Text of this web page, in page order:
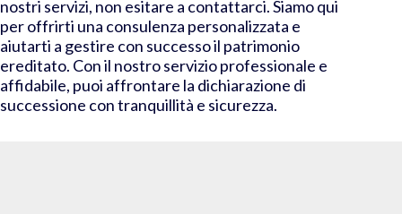
nostri servizi, non esitare a contattarci. Siamo qui
per offrirti una consulenza personalizzata e
aiutarti a gestire con successo il patrimonio
ereditato. Con il nostro servizio professionale e
affidabile, puoi affrontare la dichiarazione di
successione con tranquillità e sicurezza.